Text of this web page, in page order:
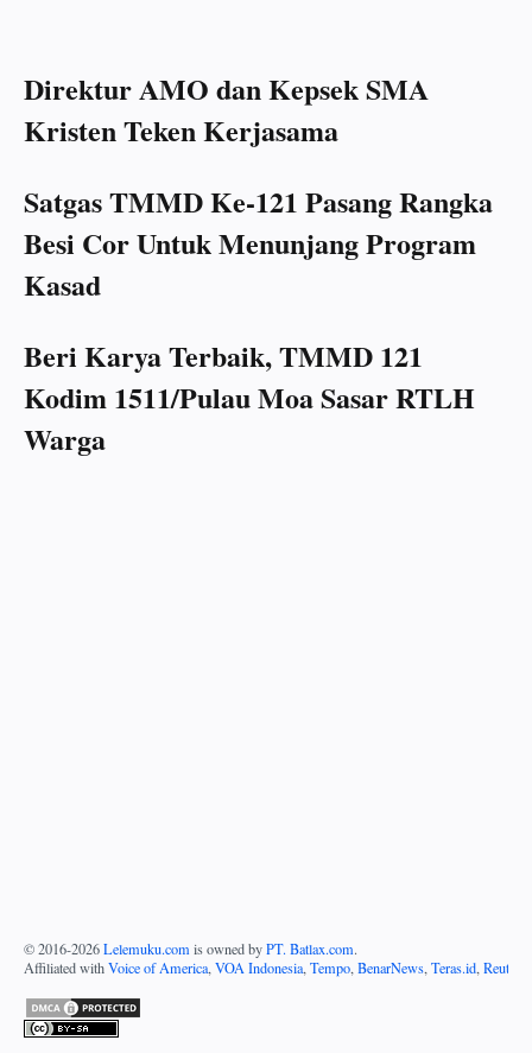
Direktur AMO dan Kepsek SMA
Kristen Teken Kerjasama
Satgas TMMD Ke-121 Pasang Rangka
Besi Cor Untuk Menunjang Program
Kasad
Beri Karya Terbaik, TMMD 121
Kodim 1511/Pulau Moa Sasar RTLH
Warga
© 2016-2026Lelemuku.com is owned byPT. Batlax.com.
Affiliated withVoice of America, VOA Indonesia, Tempo, BenarNews, Teras.id, Reuters